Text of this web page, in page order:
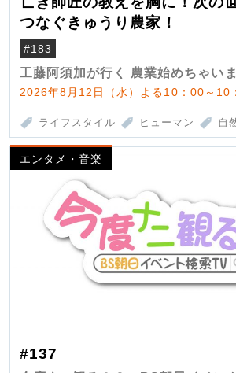
つなぐきゅうり農家！
#183
工藤阿須加が行く 農業始めちゃい
2026年8月12日（水）よる10：00～10
ライフスタイル ヒューマン 自
エンタメ・音楽
#137